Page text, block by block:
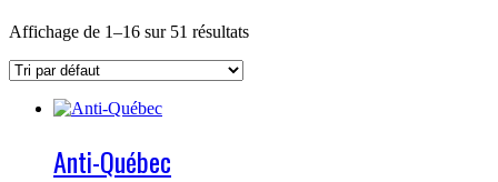
Affichage de 1–16 sur 51 résultats
Anti-Québec